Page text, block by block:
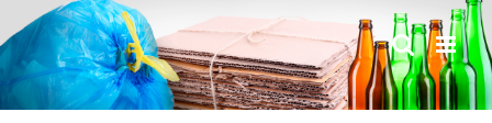
springen